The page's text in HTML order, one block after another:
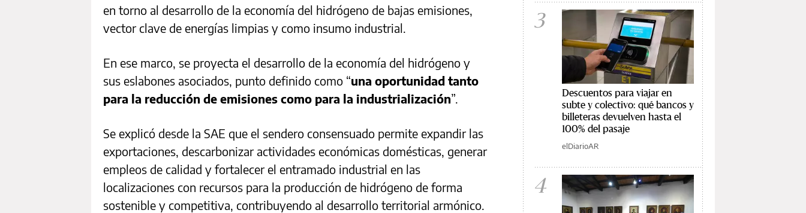
en torno al desarrollo de la economía del hidrógeno de bajas emisiones,
vector clave de energías limpias y como insumo industrial.
En ese marco, se proyecta el desarrollo de la economía del hidrógeno y
sus eslabones asociados, punto definido como “una oportunidad tanto
para la reducción de emisiones como para la industrialización”.
Se explicó desde la SAE que el sendero consensuado permite expandir las
exportaciones, descarbonizar actividades económicas domésticas, generar
empleos de calidad y fortalecer el entramado industrial en las
localizaciones con recursos para la producción de hidrógeno de forma
sostenible y competitiva, contribuyendo al desarrollo territorial armónico.
3
Descuentos para viajar en
subte y colectivo: qué bancos y
billeteras devuelven hasta el
100% del pasaje
elDiarioAR
4